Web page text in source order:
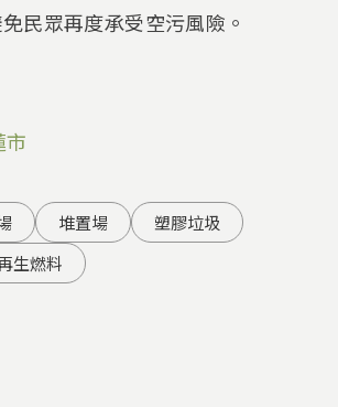
民眾再度承受空污風險。
市
堆置場
塑膠垃圾
生燃料